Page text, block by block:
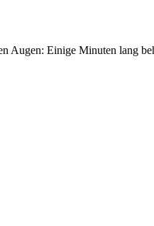
Augen: Einige Minuten lang